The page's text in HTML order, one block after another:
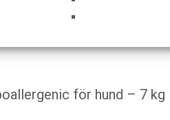
för hund – 7 kg